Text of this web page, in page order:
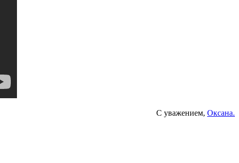
С уважением, Оксана.